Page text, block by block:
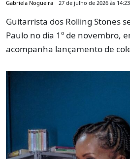
Gabriela Nogueira 27 de julho de 2026 às 14:23
Guitarrista dos Rolling Stones
Paulo no dia 1º de novembro,
acompanha lançamento de